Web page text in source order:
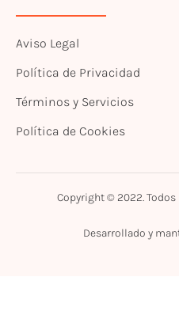
Aviso Legal
Política de Privacidad
Términos y Servicios
Política de Cookies
Copyright © 2022.
Desarrollado y